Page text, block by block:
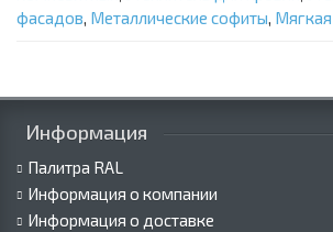
фасадов, Металлические софиты,
Информация
Палитра RAL
Информация о компании
Информация о доставке